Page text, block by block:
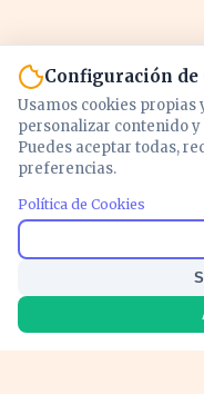
Noticias y
inversión y
para entender
Configuración de
Usamos cookies propias
personalizar contenido
Puedes aceptar todas,
preferencias.
Política de Cookies